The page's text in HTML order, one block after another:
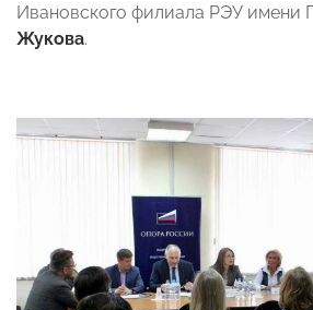
Ивановского филиала РЭУ имени
Жукова.